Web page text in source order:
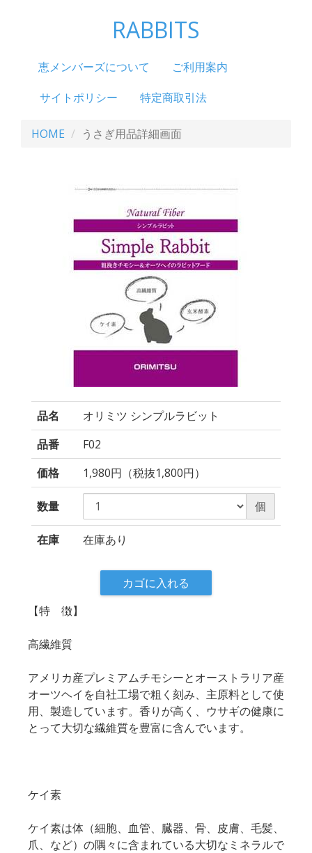
RABBITS
恵メンバーズについて
ご利用案内
サイトポリシー
特定商取引法
HOME うさぎ用品詳細画面
品名
オリミツ シンプルラビット
品番
F02
価格
1,980円（税抜1,800円）
数量 個
在庫 在庫あり
カゴに入れる
【特 徴】
高繊維質
アメリカ産プレミアムチモシーとオーストラリア産
オーツヘイを自社工場で粗く刻み、主原料として使
用、製造しています。香りが高く、ウサギの健康に
とって大切な繊維質を豊富に含んでいます。
ケイ素
ケイ素は体（細胞、血管、臓器、骨、皮膚、毛髪、
爪、など）の隅々に含まれている大切なミネラルで